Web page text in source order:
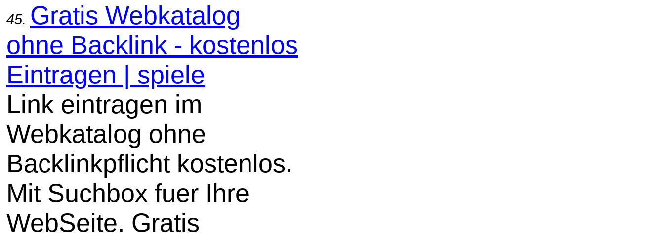
45. Gratis Webkatalog
ohne Backlink - kostenlos
Eintragen | spiele
Link eintragen im
Webkatalog ohne
Backlinkpflicht kostenlos.
Mit Suchbox fuer Ihre
WebSeite. Gratis